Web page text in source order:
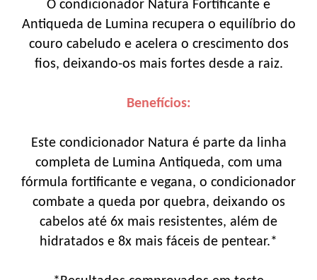
O condicionador Natura Fortificante e
Antiqueda de Lumina recupera o equilíbrio do
couro cabeludo e acelera o crescimento dos
fios, deixando-os mais fortes desde a raiz.
Benefícios:
Este condicionador Natura é parte da linha
completa de Lumina Antiqueda, com uma
fórmula fortificante e vegana, o condicionador
combate a queda por quebra, deixando os
cabelos até 6x mais resistentes, além de
hidratados e 8x mais fáceis de pentear.*